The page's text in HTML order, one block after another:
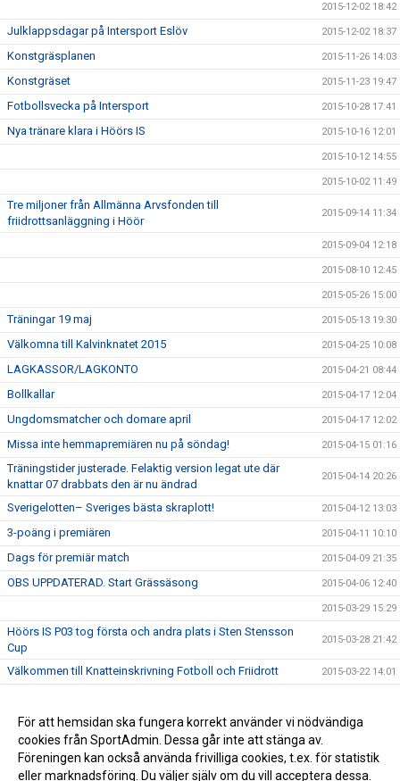
2015-12-02 18:42
Julklappsdagar på Intersport Eslöv 2015-12-02 18:37
Konstgräsplanen 2015-11-26 14:03
Konstgräset 2015-11-23 19:47
Fotbollsvecka på Intersport 2015-10-28 17:41
Nya tränare klara i Höörs IS 2015-10-16 12:01
2015-10-12 14:55
2015-10-02 11:49
Tre miljoner från Allmänna Arvsfonden till
friidrottsanläggning i Höör
2015-09-14 11:34
2015-09-04 12:18
2015-08-10 12:45
2015-05-26 15:00
Träningar 19 maj 2015-05-13 19:30
Välkomna till Kalvinknatet 2015 2015-04-25 10:08
LAGKASSOR/LAGKONTO 2015-04-21 08:44
Bollkallar 2015-04-17 12:04
Ungdomsmatcher och domare april 2015-04-17 12:02
Missa inte hemmapremiären nu på söndag! 2015-04-15 01:16
Träningstider justerade. Felaktig version legat ute där
knattar 07 drabbats den är nu ändrad
2015-04-14 20:26
Sverigelotten– Sveriges bästa skraplott! 2015-04-12 13:03
3-poäng i premiären 2015-04-11 10:10
Dags för premiär match 2015-04-09 21:35
OBS UPPDATERAD. Start Grässäsong 2015-04-06 12:40
2015-03-29 15:29
Höörs IS P03 tog första och andra plats i Sten Stensson
Cup
2015-03-28 21:42
Välkommen till Knatteinskrivning Fotboll och Friidrott 2015-03-22 14:01
DM lottningen avklarad 2015-03-21 08:31
Vinterserien 2015-02-02 11:19
För att hemsidan ska fungera korrekt använder vi nödvändiga
cookies från SportAdmin. Dessa går inte att stänga av.
Föreningen kan också använda frivilliga cookies, t.ex. för statistik
eller marknadsföring. Du väljer själv om du vill acceptera dessa.